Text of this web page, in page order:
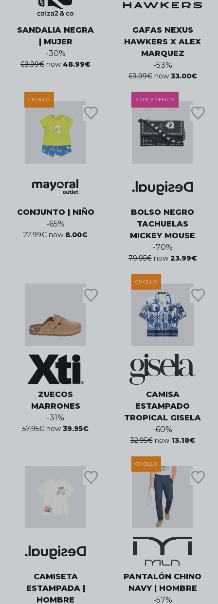
SANDALIA NEGRA
| MUJER
-30%
69.99€ now 48.99€
GAFAS NEXUS
HAWKERS X ALEX
MARQUEZ
-53%
69.99€ now 33.00€
CHOLLO
CONJUNTO | NIÑO
-65%
22.99€ now 8.00€
SÚPER OFERTA
BOLSO NEGRO
TACHUELAS
MICKEY MOUSE
-70%
79.95€ now 23.99€
ZUECOS
MARRONES
-31%
57.95€ now 39.95€
CHOLLO
CAMISA
ESTAMPADO
TROPICAL GISELA
-60%
32.95€ now 13.18€
CAMISETA
ESTAMPADA |
HOMBRE
CHOLLO
PANTALÓN CHINO
NAVY | HOMBRE
-57%